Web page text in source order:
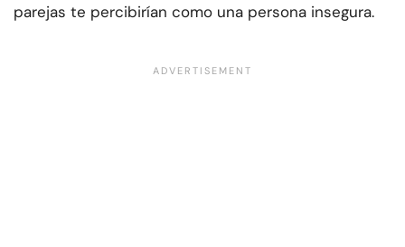
parejas te percibirían como una persona insegura.